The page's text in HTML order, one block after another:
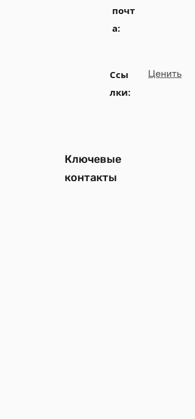
почт
а:
Ссы
лки:
Ценить
Ключевые
контакты